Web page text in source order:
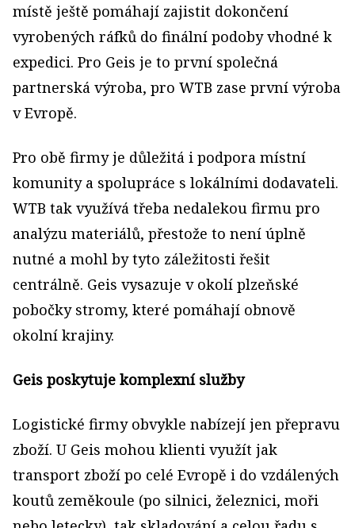
místě ještě pomáhají zajistit dokončení
vyrobených ráfků do finální podoby vhodné k
expedici. Pro Geis je to první společná
partnerská výroba, pro WTB zase první výroba
v Evropě.
Pro obě firmy je důležitá i podpora místní
komunity a spolupráce s lokálními dodavateli.
WTB tak využívá třeba nedalekou firmu pro
analýzu materiálů, přestože to není úplně
nutné a mohl by tyto záležitosti řešit
centrálně. Geis vysazuje v okolí plzeňské
pobočky stromy, které pomáhají obnově
okolní krajiny.
Geis poskytuje komplexní služby
Logistické firmy obvykle nabízejí jen přepravu
zboží. U Geis mohou klienti využít jak
transport zboží po celé Evropě i do vzdálených
koutů zeměkoule (po silnici, železnici, moři